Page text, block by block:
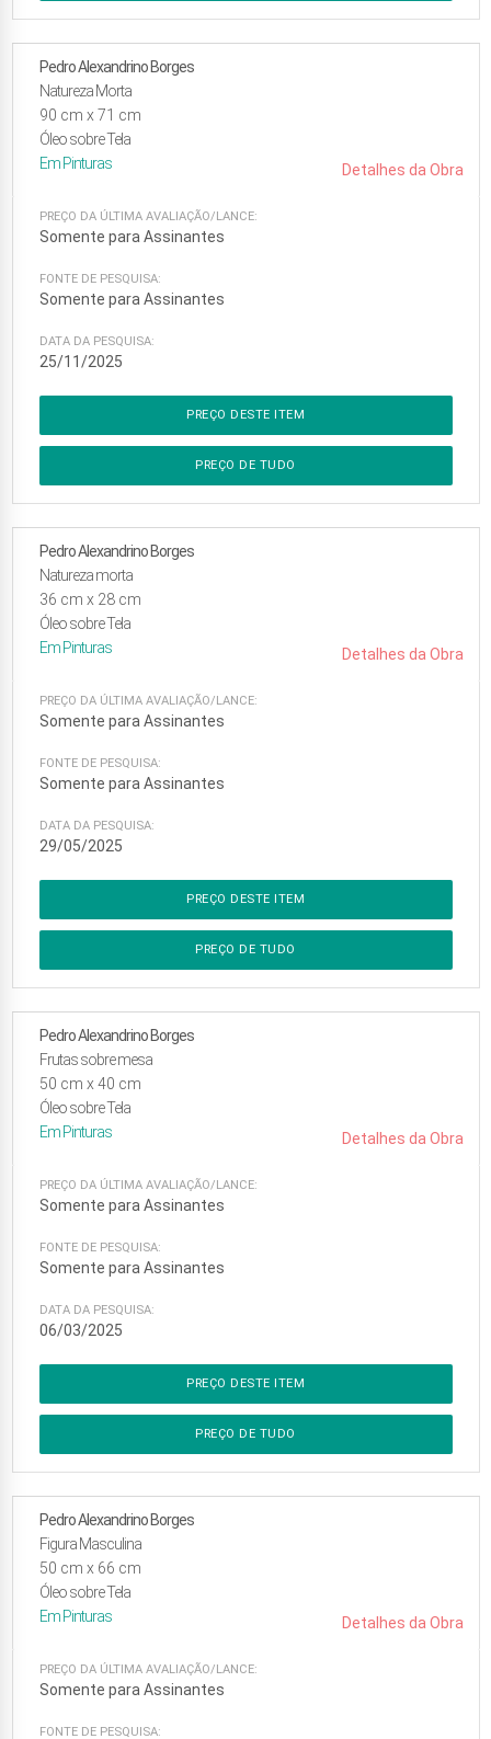
Pedro Alexandrino Borges
Natureza Morta
90 cm x71 cm
Óleo sobre Tela
Em Pinturas Detalhes da Obra
PREÇO DA ÚLTIMA AVALIAÇÃO/LANCE:
Somente para Assinantes
FONTE DE PESQUISA:
Somente para Assinantes
DATA DA PESQUISA:
25/11/2025
PREÇO DESTE ITEM
PREÇO DE TUDO
Pedro Alexandrino Borges
Natureza morta
36 cm x 28 cm
Óleo sobre Tela
Em Pinturas Detalhes da Obra
PREÇO DA ÚLTIMA AVALIAÇÃO/LANCE:
Somente para Assinantes
FONTE DE PESQUISA:
Somente para Assinantes
DATA DA PESQUISA:
29/05/2025
PREÇO DESTE ITEM
PREÇO DE TUDO
Pedro Alexandrino Borges
Frutas sobre mesa
50 cm x40 cm
Óleo sobre Tela
Em Pinturas Detalhes da Obra
PREÇO DA ÚLTIMA AVALIAÇÃO/LANCE:
Somente para Assinantes
FONTE DE PESQUISA:
Somente para Assinantes
DATA DA PESQUISA:
06/03/2025
PREÇO DESTE ITEM
PREÇO DE TUDO
Pedro Alexandrino Borges
Figura Masculina
50 cm x 66 cm
Óleo sobre Tela
Em Pinturas Detalhes da Obra
PREÇO DA ÚLTIMA AVALIAÇÃO/LANCE:
Somente para Assinantes
FONTE DE PESQUISA: